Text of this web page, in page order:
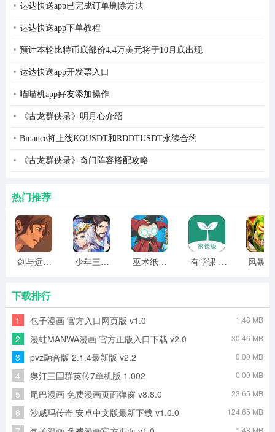
为前期对面没发育出的法师比较少，还可以用城堡弓兵扛
下，后期法师贼多，小弟也贼多，最好是让城堡弓兵打小
兵，然后自己控制上去搞法师
高级剑兵打法：
狂出弓箭就可以了，贼简单
玩的是困难难度，所以说如果玩的正常的话就可以无视掉
了。
2、道具介绍
矿工淘金热：矿工采矿速度加倍，持续30s。
剑士暴怒：剑士攻击速度翻倍，持续20s。
弓箭手剑雨：发出一连串弓箭，持续5s。
雕像炮塔：雕像恢复一部分生命值，并通过发射强烈的激
光自我保护，持续20s。
meric：召唤强大的治疗部队。
黄金矛士：从勋章军队行列召唤传说中的黄金矛士。
召唤精英：从westwind召唤一队精英战士。
召唤狮鹫大帝：从无人地带腹地召唤巨人首领狮鹫大帝。
达达快送app已完成订单删除方法
达达快送app下单教程
预计本轮比特币底部价4.4万美元将于10月底出现
达达快送app开发票入口
喵喵机app好友添加操作
《古龙群侠录》明月心介绍
Binance将上线KOUSDT和RDDTUSDT永续合约
《古龙群侠录》奇门阵容搭配攻略
热门推荐
剑与远行人全角色版 vv1.14 少年三国志2无限元宝版最新版 vv5.3.9 巫术纸牌游戏 vv1.1.14 有堂课 v1.2.2
下载排行
1 包子漫画 官方入口网页版 v1.0 1.48 MB
2 漫蛙MANWA漫画 官方正版入口下载 v2.0 30.46 MB
3 pvz融合版 2.1.4最新版 v2.2 0.00 MB
4 奥汀三国群英传7单机版 1.002 0.00 MB
5 尾巴漫画 免费漫画页面弹窗 v8.8.0 23.65 MB
6 沙威玛传奇 安卓中文版最新下载 v1.0.0 124.65 MB
1.48 MB